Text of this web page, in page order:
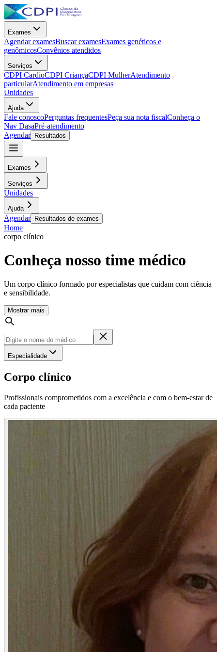
Exames
Agendar examesBuscar examesExames genéticos e
genômicosConvênios atendidos
Serviços
CDPI CardioCDPI CriançaCDPI MulherAtendimento
particularAtendimento em empresas
Unidades
Ajuda
Fale conoscoPerguntas frequentesPeça sua nota fiscalConheça o
Nav DasaPré-atendimento
Agendar
Resultados
Exames
Serviços
Unidades
Ajuda
Agendar Resultados de exames
Home
corpo clínico
Conheça nosso time médico
Um corpo clínico formado por especialistas que cuidam com ciência
e sensibilidade.
Mostrar mais
Especialidade
Corpo clínico
Profissionais comprometidos com a excelência e com o bem-estar de
cada paciente